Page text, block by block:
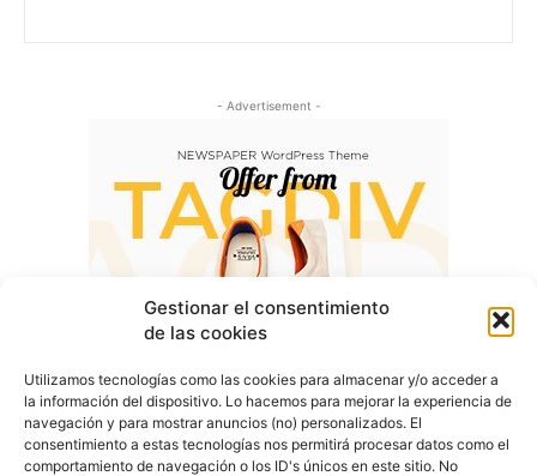
Gestionar el consentimiento
de las cookies
Utilizamos tecnologías como las cookies para almacenar y/o acceder a
la información del dispositivo. Lo hacemos para mejorar la experiencia de
navegación y para mostrar anuncios (no) personalizados. El
consentimiento a estas tecnologías nos permitirá procesar datos como el
comportamiento de navegación o los ID's únicos en este sitio. No
- Advertisement -